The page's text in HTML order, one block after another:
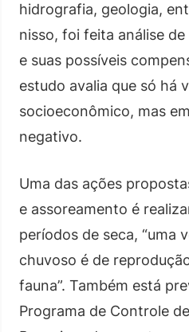
hidrografia, geologia,
nisso, foi feita análise
e suas possíveis
estudo avalia que só há
socioeconômico, mas
negativo.
Uma das ações
e assoreamento é
períodos de seca, “uma
chuvoso é de
fauna”. Também está
Programa de Controle